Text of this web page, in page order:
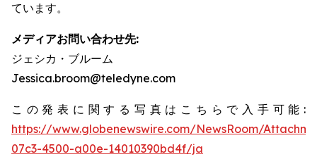
ています。
メディアお問い合わせ先:
ジェシカ・ブルーム
Jessica.broom@teledyne.com
この発表に関する写真はこちらで入手可能:
https://www.globenewswire.com/NewsRoom/
07c3-4500-a00e-14010390bd4f/ja